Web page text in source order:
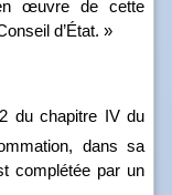
œuvre de cette
d’État. »
du chapitre IV du
dans sa
complétée par un